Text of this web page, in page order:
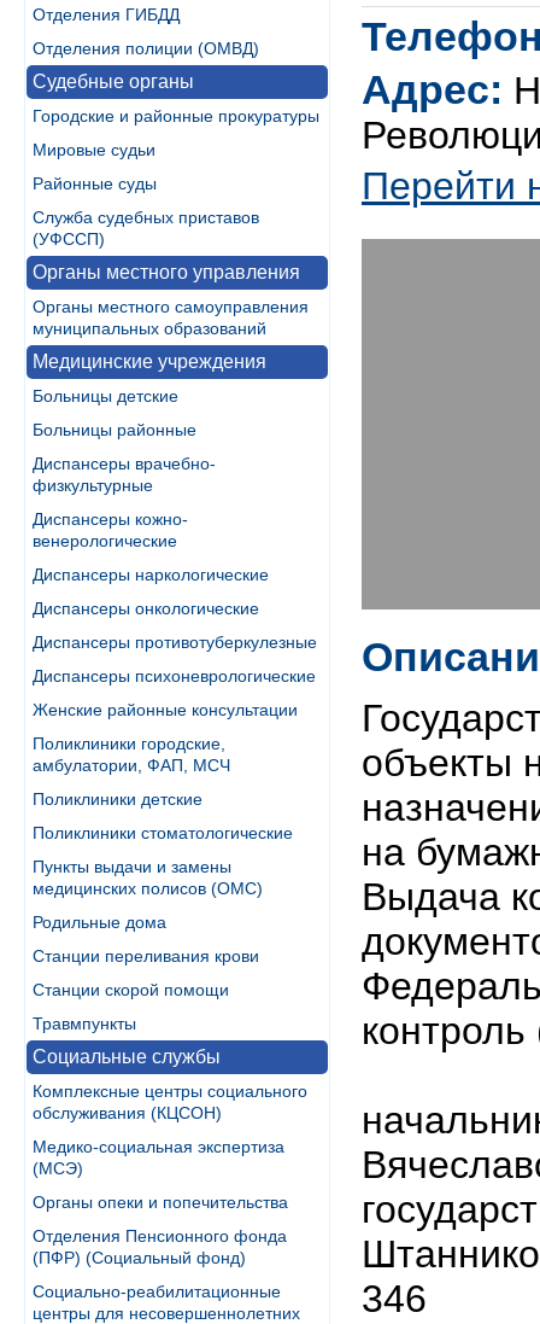
Отделения ГИБДД
Отделения полиции (ОМВД)
Судебные органы
Городские и районные прокуратуры
Мировые судьи
Районные суды
Служба судебных приставов
(УФССП)
Органы местного управления
Органы местного самоуправления
муниципальных образований
Медицинские учреждения
Больницы детские
Больницы районные
Диспансеры врачебно-
физкультурные
Диспансеры кожно-
венерологические
Диспансеры наркологические
Диспансеры онкологические
Диспансеры противотуберкулезные
Диспансеры психоневрологические
Женские районные консультации
Поликлиники городские,
амбулатории, ФАП, МСЧ
Поликлиники детские
Поликлиники стоматологические
Пункты выдачи и замены
медицинских полисов (ОМС)
Родильные дома
Станции переливания крови
Станции скорой помощи
Травмпункты
Социальные службы
Комплексные центры социального
обслуживания (КЦСОН)
Медико-социальная экспертиза
(МСЭ)
Органы опеки и попечительства
Отделения Пенсионного фонда
(ПФР) (Социальный фонд)
Социально-реабилитационные
центры для несовершеннолетних
Адрес:
Перейти
объекты
на
Выдача
346